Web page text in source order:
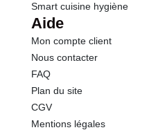
Smart cuisine hygiène
Aide
Mon compte client
Nous contacter
FAQ
Plan du site
CGV
Mentions légales